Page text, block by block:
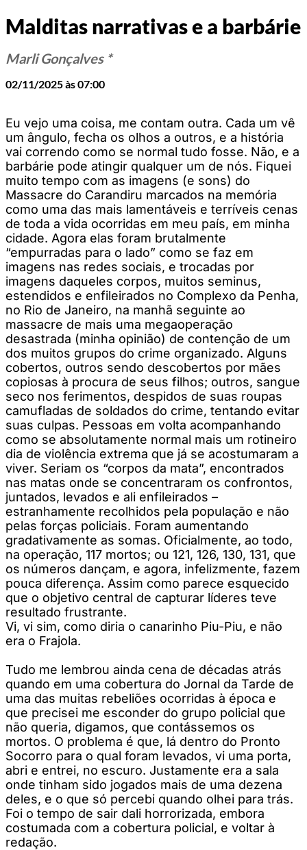
Malditas narrativas e a barbárie
Marli Gonçalves *
02/11/2025 às 07:00
Eu vejo uma coisa, me contam outra. Cada um vê
um ângulo, fecha os olhos a outros, e a história
vai correndo como se normal tudo fosse. Não, e a
barbárie pode atingir qualquer um de nós. Fiquei
muito tempo com as imagens (e sons) do
Massacre do Carandiru marcados na memória
como uma das mais lamentáveis e terríveis cenas
de toda a vida ocorridas em meu país, em minha
cidade. Agora elas foram brutalmente
“empurradas para o lado” como se faz em
imagens nas redes sociais, e trocadas por
imagens daqueles corpos, muitos seminus,
estendidos e enfileirados no Complexo da Penha,
no Rio de Janeiro, na manhã seguinte ao
massacre de mais uma megaoperação
desastrada (minha opinião) de contenção de um
dos muitos grupos do crime organizado. Alguns
cobertos, outros sendo descobertos por mães
copiosas à procura de seus filhos; outros, sangue
seco nos ferimentos, despidos de suas roupas
camufladas de soldados do crime, tentando evitar
suas culpas. Pessoas em volta acompanhando
como se absolutamente normal mais um rotineiro
dia de violência extrema que já se acostumaram a
viver. Seriam os “corpos da mata”, encontrados
nas matas onde se concentraram os confrontos,
juntados, levados e ali enfileirados –
estranhamente recolhidos pela população e não
pelas forças policiais. Foram aumentando
gradativamente as somas. Oficialmente, ao todo,
na operação, 117 mortos; ou 121, 126, 130, 131, que
os números dançam, e agora, infelizmente, fazem
pouca diferença. Assim como parece esquecido
que o objetivo central de capturar líderes teve
resultado frustrante.
Vi, vi sim, como diria o canarinho Piu-Piu, e não
era o Frajola.
Tudo me lembrou ainda cena de décadas atrás
quando em uma cobertura do Jornal da Tarde de
uma das muitas rebeliões ocorridas à época e
que precisei me esconder do grupo policial que
não queria, digamos, que contássemos os
mortos. O problema é que, lá dentro do Pronto
Socorro para o qual foram levados, vi uma porta,
abri e entrei, no escuro. Justamente era a sala
onde tinham sido jogados mais de uma dezena
deles, e o que só percebi quando olhei para trás.
Foi o tempo de sair dali horrorizada, embora
costumada com a cobertura policial, e voltar à
redação.